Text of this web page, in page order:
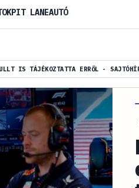
IS TÁJÉKOZTATTA ERRŐL -
PIT LANEAUTÓ